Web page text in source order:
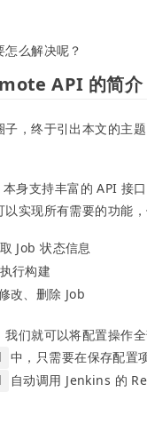
么解决呢？
API 的简介
子，终于引出本文的主
身支持丰富的 API 接
实现所有需要的功能，
Job 状态信息
行构建
改、删除 Job
我们就可以将配置操作
中，只需要在保存配置
自动调用 Jenkins 的